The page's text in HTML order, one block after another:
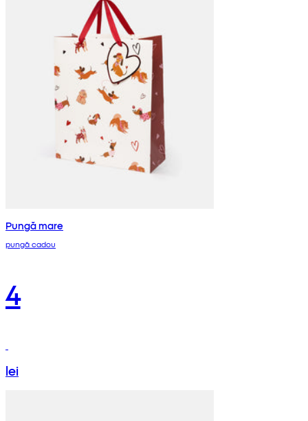
Pungă mare
pungă cadou
4
lei